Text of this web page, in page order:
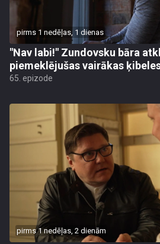
pirms 1 nedēļas, 1 dienas
"Nav labi!" Zundovsku bāra
piemeklējušas vairākas
65. epizode
pirms 1 nedēļas, 2 dienām